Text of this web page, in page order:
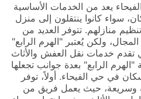
يعد من الخدمات الأساسية
سواء كانوا ينتقلون إلى منزل
منازلهم. تتوفر العديد من
ولكن يُعتبر "الهرم الرابع"
تقدم خدمات نقل العفش والأثاث
الرابع" بعدة جوانب تجعلها
في حي الفيحاء. أولاً، توفر
وسريعة، حيث يعمل فريق من